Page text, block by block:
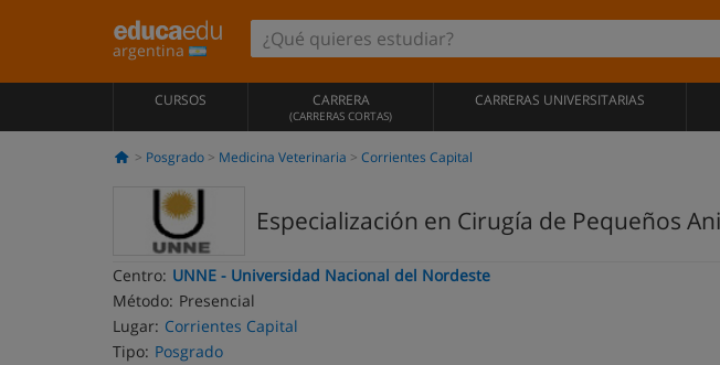
argentina
CURSOS CARRERA
(CARRERAS CORTAS)
CARRERAS UNIVERSITARIAS
Posgrado Medicina Veterinaria Corrientes Capital
Especialización en Cirugía de Pequeños
Centro: UNNE - Universidad Nacional del Nordeste
Método: Presencial
Lugar: Corrientes Capital
Tipo: Posgrado